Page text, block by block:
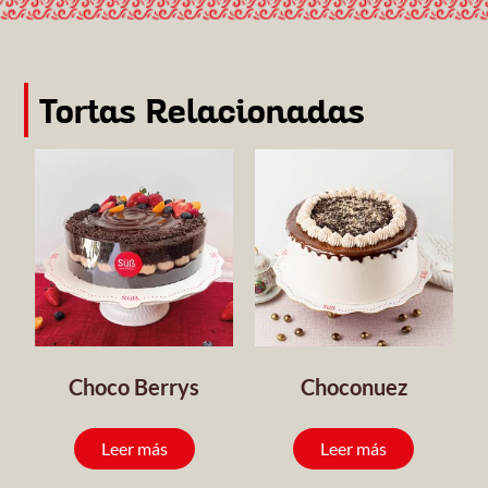
Tortas Relacionadas
Choco Berrys
Leer más
Choconuez
Leer más